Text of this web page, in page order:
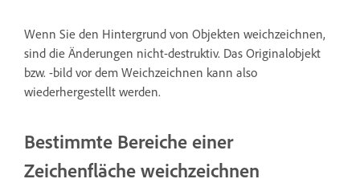
Wenn Sie den Hintergrund von Objekten weichzeichnen,
sind die Änderungen nicht-destruktiv. Das Originalobjekt
bzw. -bild vor dem Weichzeichnen kann also
wiederhergestellt werden.
Bestimmte Bereiche einer
Zeichenfläche weichzeichnen